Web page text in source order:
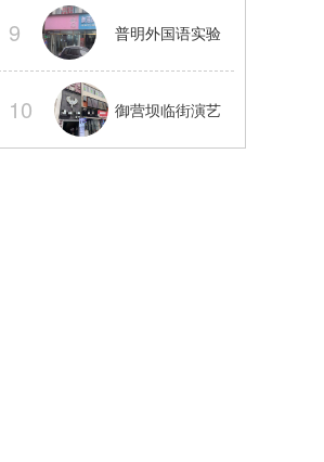
9 普明外国语实验
10 御营坝临街演艺